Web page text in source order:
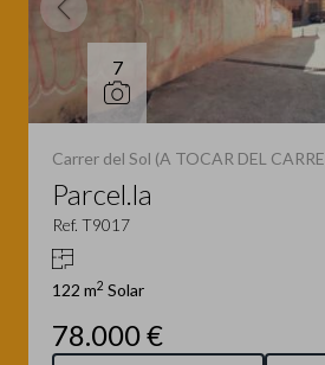
7
Carrer del Sol (A TOCAR DEL
Parcel.la
Ref. T9017
122 m2 Solar
78.000 €